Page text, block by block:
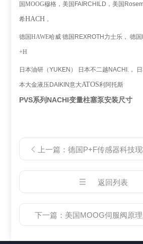
国MOOG穆格，美国 FAIRCHILD ，美国
希HACH ，
德国HAWE哈威 德国 REXROTH 力士乐， 德国
+H
日本油研（YUKEN ） 日本不二越 NACHI. ，
本大金液压DAIKIN意大ATOS利阿托斯
PVS系列NACHI变量柱塞泵安装尺寸
上一篇： 德国P+F传感器科技
返回列表
下一篇： 美国MOOG伺服阀原理及